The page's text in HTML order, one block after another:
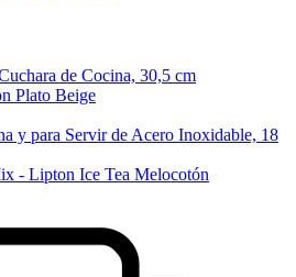
de Cocina, 30,5 cm
Plato Beige
y para Servir de Acero Inoxidable, 18
- Lipton Ice Tea Melocotón